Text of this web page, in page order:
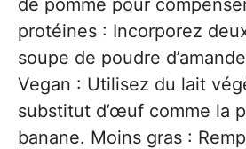
de pomme pour
protéines : Incorporez
soupe de poudre
Vegan : Utilisez du lait
substitut d’œuf comme la
banane. Moins gras :